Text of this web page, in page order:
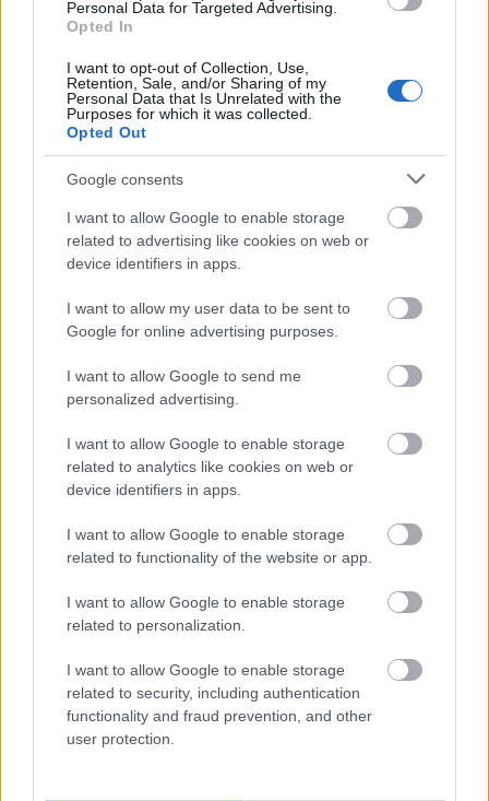
Personal Data for Targeted Advertising.
Opted In
I want to opt-out of Collection, Use,
Retention, Sale, and/or Sharing of my
Personal Data that Is Unrelated with the
Purposes for which it was collected.
Opted Out
Google consents
I want to allow Google to enable storage
related to advertising like cookies on web or
device identifiers in apps.
I want to allow my user data to be sent to
Google for online advertising purposes.
I want to allow Google to send me
personalized advertising.
I want to allow Google to enable storage
related to analytics like cookies on web or
device identifiers in apps.
I want to allow Google to enable storage
related to functionality of the website or app.
I want to allow Google to enable storage
related to personalization.
I want to allow Google to enable storage
related to security, including authentication
functionality and fraud prevention, and other
user protection.
ezen a hétvégén, korábban...
(2018/21.)
A Solo: Egy Star Wars-történet a Memorial Day
hétvégéjének rekordját állíthatja be Amerikában,
ezzel együtt a Star Wars-filmek legalacsonyabb
nyitására számíthat az elmúlt évekből.
köszönhetően a Deadpool 2. erős második heti
jelenlétének. 5, 10, 15, 20 évvel…